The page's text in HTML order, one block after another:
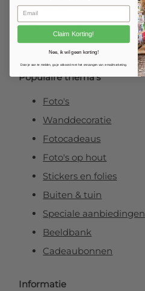
Foto op plexibond
Fineart prints
Foto op forex
Populaire thema’s
Foto's
Wanddecoratie
Fotocadeaus
Foto's op hout
Stickers en folies
Buiten & tuin
Speciale aanbiedingen
Beeldbank
Cadeaubonnen
Informatie
Claim Korting!
Nee, ik wil geen korting!
Door je aan te melden, ga je akkoord met het ontvangen van e-mailmarketing.